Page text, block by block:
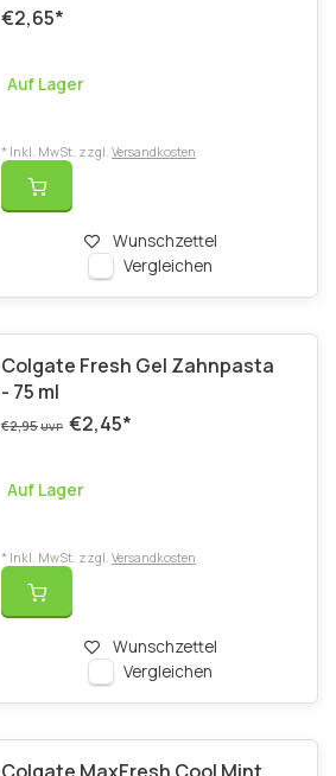
€2,65*
Auf Lager
Wunschzettel
Vergleichen
* Inkl. MwSt. zzgl. Versandkosten
Colgate Fresh Gel Zahnpasta
- 75 ml
€2,95UVP €2,45*
Auf Lager
Wunschzettel
Vergleichen
* Inkl. MwSt. zzgl. Versandkosten